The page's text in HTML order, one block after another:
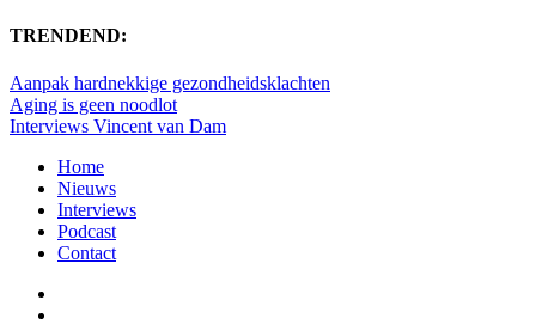
TRENDEND:
Aanpak hardnekkige gezondheidsklachten
Aging is geen noodlot
Interviews Vincent van Dam
Home
Nieuws
Interviews
Podcast
Contact